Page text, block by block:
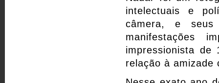
intelectuais e
câmera, e
manifestações
impressionista de
relação à amizade